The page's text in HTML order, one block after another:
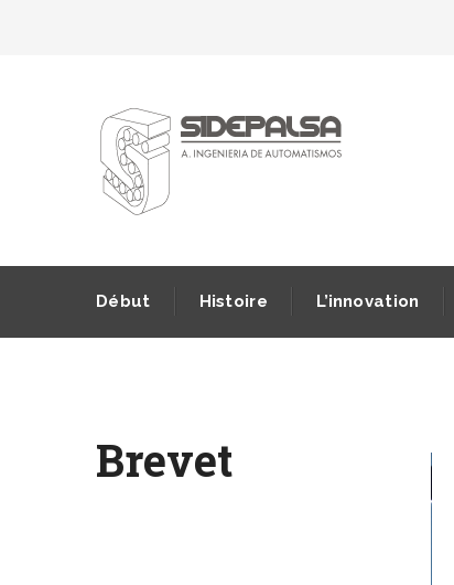
Début Histoire L’innovation
Brevet